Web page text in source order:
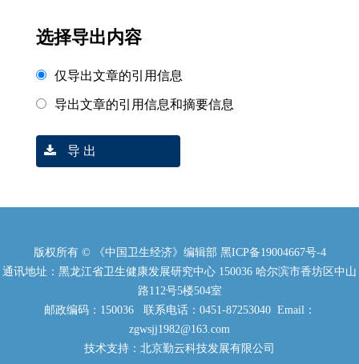
选择导出内容
仅导出文章的引用信息
导出文章的引用信息和摘要信息
导 出
版权所有 © 《中国卫生经济》编辑部 黑ICP备19004667号-4
通讯地址：黑龙江省卫生健康发展研究中心 150036 哈尔滨市香坊区中山
路112号5楼504室
邮政编码：150036 联系电话：0451-87253040 Email：
zgwsjj1982@163.com
技术支持：北京勤云科技发展有限公司